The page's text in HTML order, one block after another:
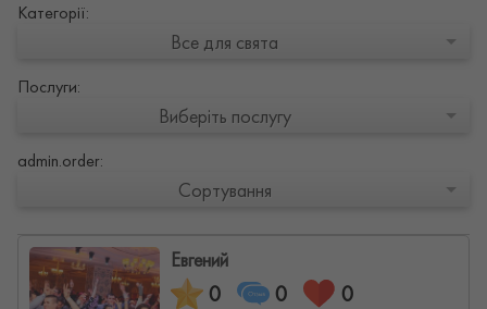
Категорії:
Все для свята
Послуги:
Виберіть послугу
admin.order:
Сортування
Евгений
0 0 0